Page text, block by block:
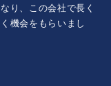
り、この会社で長く
機会をもらいまし